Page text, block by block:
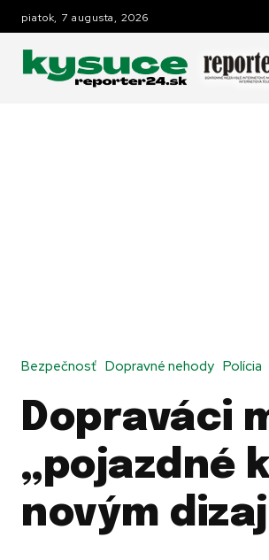
piatok, 7 augusta, 2026
Bezpečnosť Dopravné nehody Polícia
Dopraváci
„pojazdné
novým